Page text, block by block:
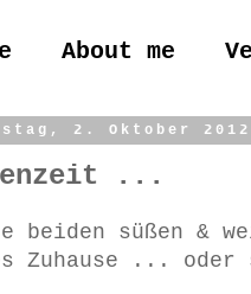
About me
2. Oktober 2012
...
beiden süßen &
Zuhause ...